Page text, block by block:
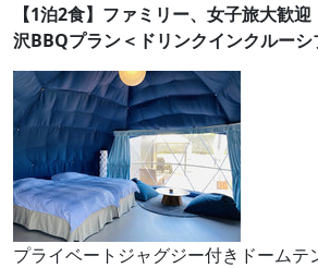
【1泊2食】ファミリー、女子旅大歓
沢BBQプラン＜ドリンクインクルー
プライベートジャグジー付きドームテ